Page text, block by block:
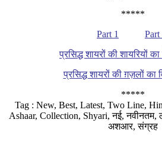
*****
Part 1
Part
प्रसिद्ध शायरों की शायरियों
प्रसिद्ध शायरों की ग़ज़लों का
*****
Tag : New, Best, Latest, Two Line,
Ashaar, Collection, Shyari, नई, नवीनतम,
अशआर, संग्रह